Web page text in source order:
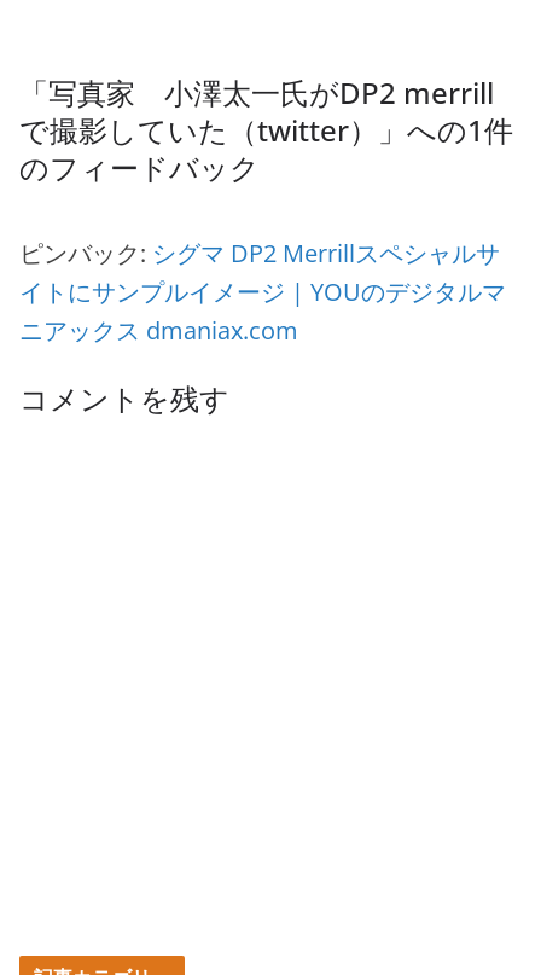
「写真家 小澤太一氏がDP2 merrill
で撮影していた（twitter）
」への1件
のフィードバック
ピンバック: シグマ DP2 Merrillスペシャルサ
イトにサンプルイメージ | YOUのデジタルマ
ニアックス dmaniax.com
コメントを残す